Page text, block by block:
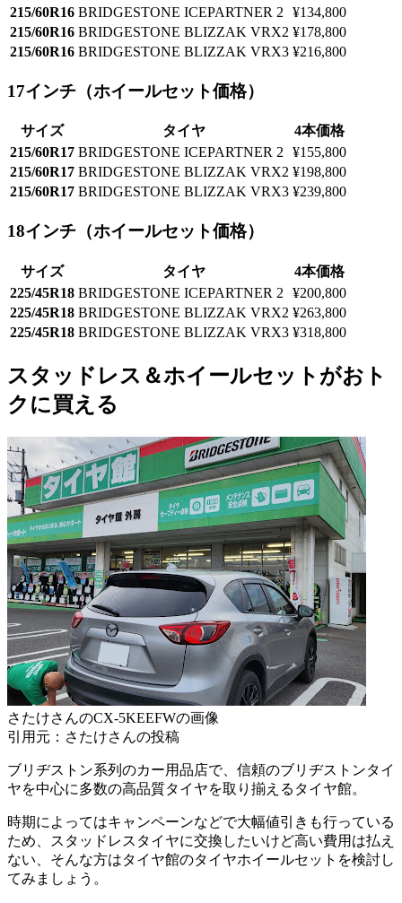
215/60R16 BRIDGESTONE ICEPARTNER 2
¥134,800
215/60R16 BRIDGESTONE BLIZZAK VRX2 ¥178,800
215/60R16 BRIDGESTONE BLIZZAK VRX3 ¥216,800
17インチ（ホイールセット価格）
サイズ タイヤ
4本価格
215/60R17 BRIDGESTONE ICEPARTNER 2
¥155,800
215/60R17 BRIDGESTONE BLIZZAK VRX2 ¥198,800
215/60R17 BRIDGESTONE BLIZZAK VRX3 ¥239,800
18インチ（ホイールセット価格）
サイズ タイヤ
4本価格
225/45R18 BRIDGESTONE ICEPARTNER 2
¥200,800
225/45R18 BRIDGESTONE BLIZZAK VRX2 ¥263,800
225/45R18 BRIDGESTONE BLIZZAK VRX3 ¥318,800
スタッドレス＆ホイールセットがおト
クに買える
さたけさんのCX-5KEEFWの画像
引用元：さたけさんの投稿
ブリヂストン系列のカー用品店で、信頼のブリヂストンタイ
ヤを中心に多数の高品質タイヤを取り揃えるタイヤ館。
時期によってはキャンペーンなどで大幅値引きも行っている
ため、スタッドレスタイヤに交換したいけど高い費用は払え
ない、そんな方はタイヤ館のタイヤホイールセットを検討し
てみましょう。